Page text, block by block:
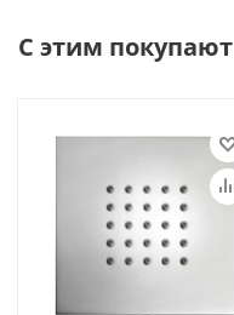
С этим покупают